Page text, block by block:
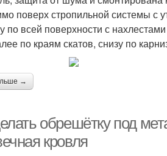
поверх стропильной системы с
по всей поверхности с
по краям скатов, снизу по
→
обрешётку под
кровля